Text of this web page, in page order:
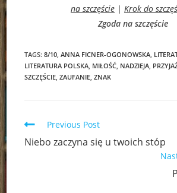
na szczęście | Krok do
Zgoda na szczęście
TAGS:8/10 ANNA FICNER-OGONOWSKA
LITERATURA POLSKA MIŁOŚĆ NADZIEJA
SZCZĘŚCIE ZAUFANIE ZNAK
Read
articles
Previous Post
Niebo zaczyna się u twoich stóp